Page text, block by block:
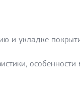
и укладке